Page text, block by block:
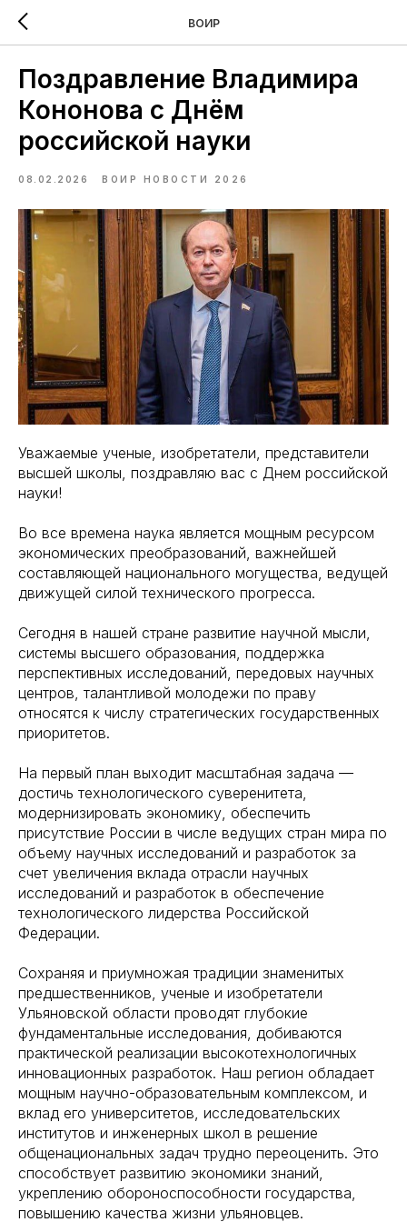
ВОИР
Поздравление Владимира
Кононова с Днём
российской науки
08.02.2026 ВОИР НОВОСТИ 2026
Уважаемые ученые, изобретатели, представители
высшей школы, поздравляю вас с Днем российской
науки!
Во все времена наука является мощным ресурсом
экономических преобразований, важнейшей
составляющей национального могущества, ведущей
движущей силой технического прогресса.
Сегодня в нашей стране развитие научной мысли,
системы высшего образования, поддержка
перспективных исследований, передовых научных
центров, талантливой молодежи по праву
относятся к числу стратегических государственных
приоритетов.
На первый план выходит масштабная задача —
достичь технологического суверенитета,
модернизировать экономику, обеспечить
присутствие России в числе ведущих стран мира по
объему научных исследований и разработок за
счет увеличения вклада отрасли научных
исследований и разработок в обеспечение
технологического лидерства Российской
Федерации.
Сохраняя и приумножая традиции знаменитых
предшественников, ученые и изобретатели
Ульяновской области проводят глубокие
фундаментальные исследования, добиваются
практической реализации высокотехнологичных
инновационных разработок. Наш регион обладает
мощным научно-образовательным комплексом, и
вклад его университетов, исследовательских
институтов и инженерных школ в решение
общенациональных задач трудно переоценить. Это
способствует развитию экономики знаний,
укреплению обороноспособности государства,
повышению качества жизни ульяновцев.